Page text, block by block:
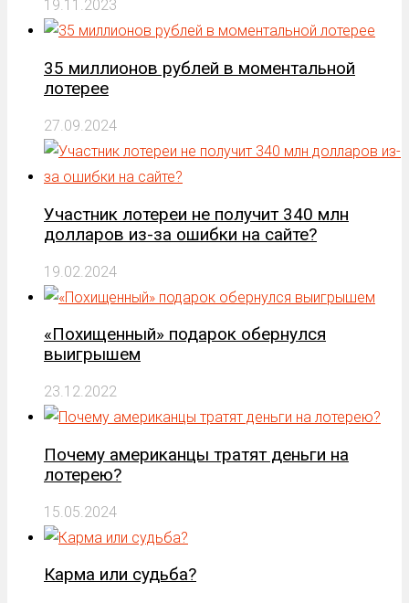
19.11.2023
35 миллионов рублей в моментальной
лотерее
27.09.2024
Участник лотереи не получит 340 млн
долларов из-за ошибки на сайте?
19.02.2024
«Похищенный» подарок обернулся
выигрышем
23.12.2022
Почему американцы тратят деньги на
лотерею?
15.05.2024
Карма или судьба?